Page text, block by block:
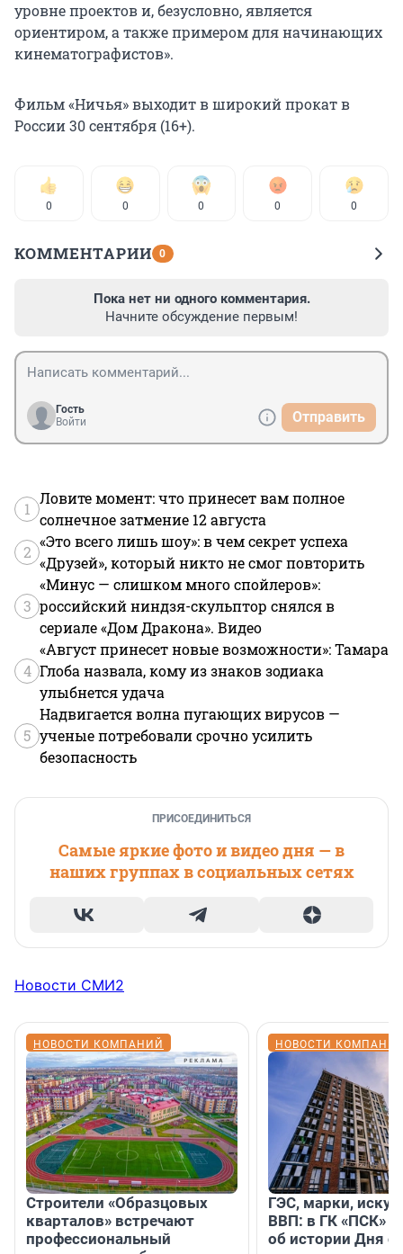
уровне проектов и, безусловно, является
ориентиром, а также примером для начинающих
кинематографистов».
Фильм «Ничья» выходит в широкий прокат в
России 30 сентября (16+).
0 0 0 0 0
КОММЕНТАРИИ 0
Пока нет ни одного комментария.
Начните обсуждение первым!
Гость
Войти
Отправить
1
Ловите момент: что принесет вам полное
солнечное затмение 12 августа
2
«Это всего лишь шоу»: в чем секрет успеха
«Друзей», который никто не смог повторить
3
«Минус — слишком много спойлеров»:
российский ниндзя-скульптор снялся в
сериале «Дом Дракона». Видео
4
«Август принесет новые возможности»: Тамара
Глоба назвала, кому из знаков зодиака
улыбнется удача
5
Надвигается волна пугающих вирусов —
ученые потребовали срочно усилить
безопасность
ПРИСОЕДИНИТЬСЯ
Самые яркие фото и видео дня — в
наших группах в социальных сетях
Новости СМИ2
НОВОСТИ КОМПАНИЙ
Строители «Образцовых
кварталов» встречают
профессиональный
НОВОСТИ
ГЭС, марки,
ВВП: в ГК «ПСК»
об истории Дня